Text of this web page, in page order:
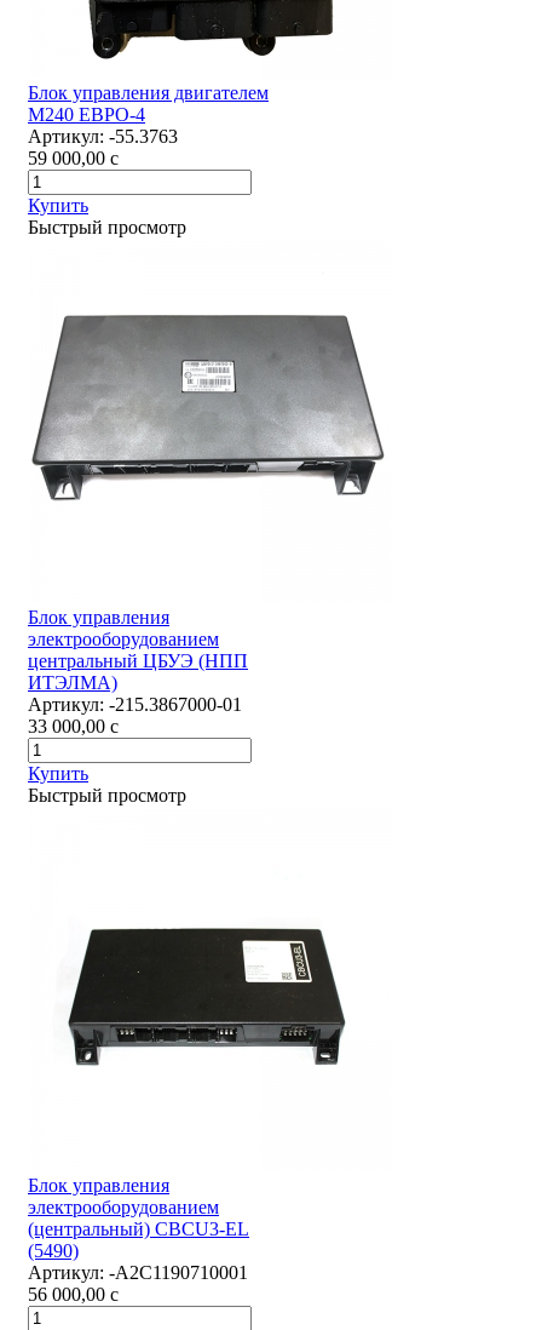
Блок управления двигателем
М240 ЕВРО-4
Артикул: -55.3763
59 000,00 c
Купить
Быстрый просмотр
Блок управления
электрооборудованием
центральный ЦБУЭ (НПП
ИТЭЛМА)
Артикул: -215.3867000-01
33 000,00 c
Купить
Быстрый просмотр
Блок управления
электрооборудованием
(центральный) CBCU3-EL
(5490)
Артикул: -А2С1190710001
56 000,00 c